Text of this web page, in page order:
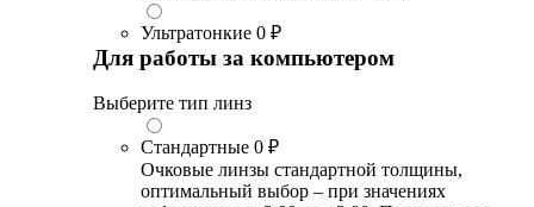
Ультратонкие 0 ₽
Для работы за компьютером
Выберите тип линз
Стандартные 0 ₽
Очковые линзы стандартной толщины,
оптимальный выбор – при значениях